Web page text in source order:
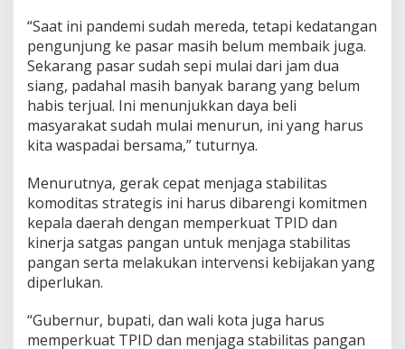
“Saat ini pandemi sudah mereda, tetapi kedatangan
pengunjung ke pasar masih belum membaik juga.
Sekarang pasar sudah sepi mulai dari jam dua
siang, padahal masih banyak barang yang belum
habis terjual. Ini menunjukkan daya beli
masyarakat sudah mulai menurun, ini yang harus
kita waspadai bersama,” tuturnya.
Menurutnya, gerak cepat menjaga stabilitas
komoditas strategis ini harus dibarengi komitmen
kepala daerah dengan memperkuat TPID dan
kinerja satgas pangan untuk menjaga stabilitas
pangan serta melakukan intervensi kebijakan yang
diperlukan.
“Gubernur, bupati, dan wali kota juga harus
memperkuat TPID dan menjaga stabilitas pangan